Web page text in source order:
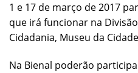
1 e 17 de março de 2017
que irá funcionar na
Cidadania, Museu da
Na Bienal poderão